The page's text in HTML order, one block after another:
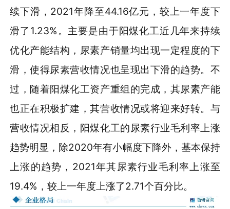
续下滑，2021年降至44.16亿元，较上一年度下
滑了1.23%。主要是由于阳煤化工近几年来持续
优化产能结构，尿素产销量均出现一定程度的下
滑，使得尿素营收情况也呈现出下滑的趋势。不
过，随着阳煤化工资产重组的完成，其尿素产能
也正在积极扩建，其营收情况或将迎来好转。与
营收情况相反，阳煤化工的尿素行业毛利率上涨
趋势明显，除2020年有小幅度下降外，基本保持
上涨的趋势，2021年其尿素行业毛利率上涨至
19.4%，较上一年度上涨了2.71个百分比。